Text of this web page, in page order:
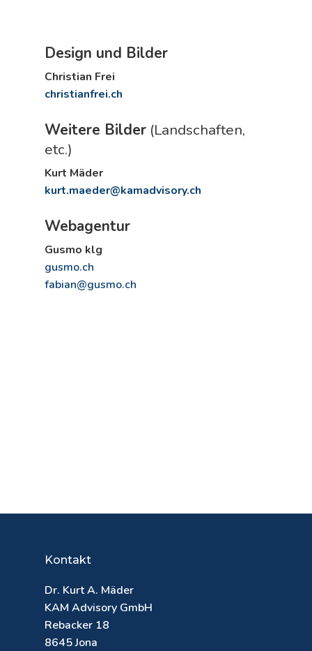
Design und Bilder
Christian Frei
christianfrei.ch
Weitere Bilder (Landschaften,
etc.)
Kurt Mäder
kurt.maeder@kamadvisory.ch
Webagentur
Gusmo klg
gusmo.ch
fabian@gusmo.ch
Kontakt
Dr. Kurt A. Mäder
KAM Advisory GmbH
Rebacker 18
8645 Jona